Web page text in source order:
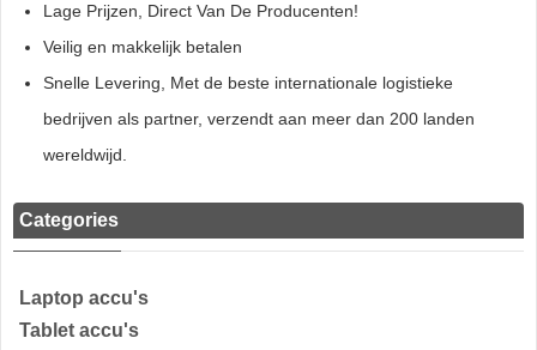
Lage Prijzen, Direct Van De Producenten!
Veilig en makkelijk betalen
Snelle Levering, Met de beste internationale logistieke
bedrijven als partner, verzendt aan meer dan 200 landen
wereldwijd.
Categories
Laptop accu's
Tablet accu's